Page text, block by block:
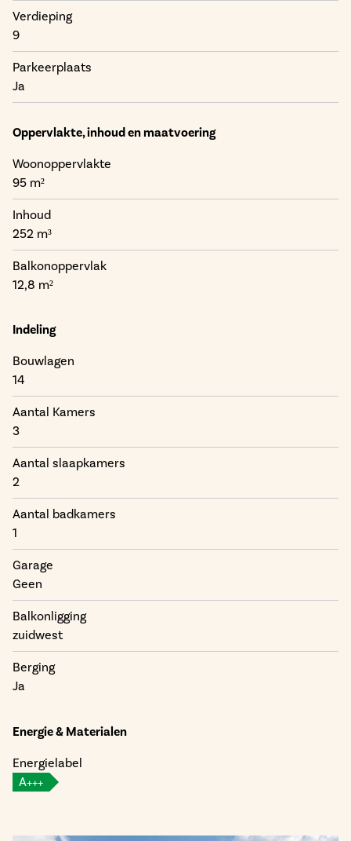
toekomstgerichte basis. De prijs van dit appartement is €
525.000 v.o.n.
Buiten je voordeur ligt Linck als schakel in de stad. Je
pakt makkelijk een voorstelling, een terras of een
boodschap mee. Ook het station en het centrum zijn
dichtbij. De groene binnentuin en aandacht voor
biodiversiteit geven het dagelijks wonen net wat meer
lucht.
Verdieping
9
Parkeerplaats
Ja
Oppervlakte, inhoud en maatvoering
Woonoppervlakte
95 m²
Inhoud
252 m³
Balkonoppervlak
12,8 m²
Indeling
Bouwlagen
14
Aantal Kamers
3
Aantal slaapkamers
2
Aantal badkamers
1
Garage
Geen
Balkonligging
zuidwest
Berging
Ja
Energie & Materialen
Energielabel
A+++